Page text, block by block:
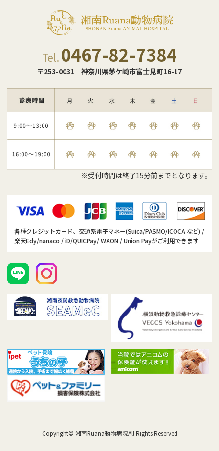
Tel. 0467-82-7384
〒253-0031 神奈川県茅ケ崎市富士見町16-17
※受付時間は終了15分前までとなります。
各種クレジットカード、交通系電子マネー(Suica/PASMO/ICOCA など) /
楽天Edy/nanaco / iD/QUICPay/ WAON / Union Payがご利用できます
Copyright© 湘南Ruana動物病院All Rights Reserved